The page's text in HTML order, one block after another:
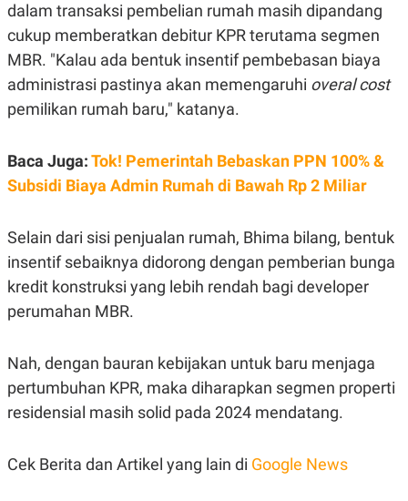
S
A
T
A
T
A
A
G
E
K
T
N
L
S
S
JARINGAN
K
A
N
A
C
M
P
S
S
R
E
L
S
E
dalam transaksi pembelian rumah masih dipandang
cukup memberatkan debitur KPR terutama segmen
MBR. "Kalau ada bentuk insentif pembebasan biaya
administrasi pastinya akan memengaruhi overal cost
pemilikan rumah baru," katanya.
Baca Juga:Tok! Pemerintah Bebaskan PPN 100% &
Subsidi Biaya Admin Rumah di Bawah Rp 2 Miliar
Selain dari sisi penjualan rumah, Bhima bilang, bentuk
insentif sebaiknya didorong dengan pemberian bunga
kredit konstruksi yang lebih rendah bagi developer
perumahan MBR.
Nah, dengan bauran kebijakan untuk baru menjaga
pertumbuhan KPR, maka diharapkan segmen properti
residensial masih solid pada 2024 mendatang.
Cek Berita dan Artikel yang lain di Google News